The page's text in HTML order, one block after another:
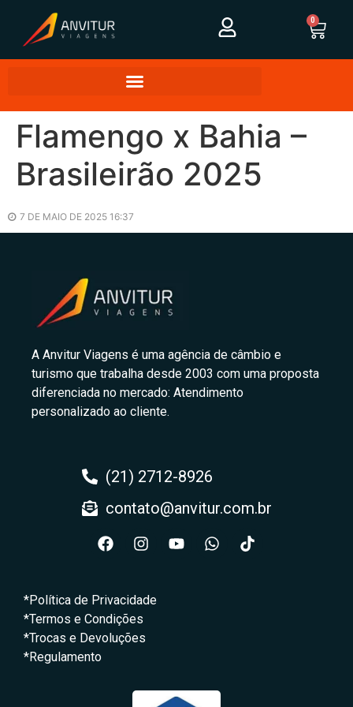
0
Flamengo x Bahia –
Brasileirão 2025
7 DE MAIO DE 2025 16:37
A Anvitur Viagens é uma agência de câmbio e
turismo que trabalha desde 2003 com uma proposta
diferenciada no mercado: Atendimento
personalizado ao cliente.
(21) 2712-8926
contato@anvitur.com.br
*Política de Privacidade
*Termos e Condições
*Trocas e Devoluções
*Regulamento